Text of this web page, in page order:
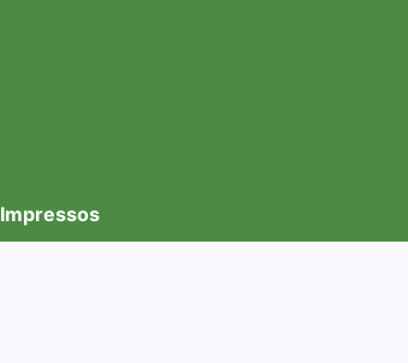
Impressos